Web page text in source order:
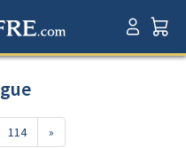
114 »